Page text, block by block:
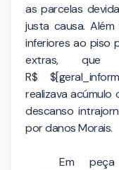
as parcelas
justa causa.
inferiores ao piso
extras,
R$
realizava
descanso
por danos Morais.
Em peça